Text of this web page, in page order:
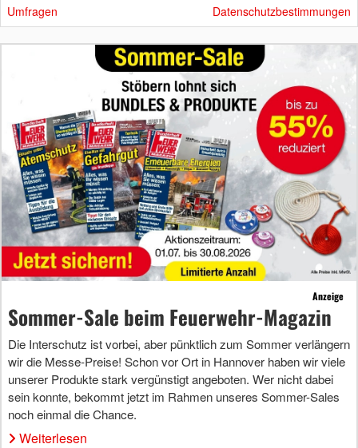
Umfragen Datenschutzbestimmungen
Anzeige
Sommer-Sale beim Feuerwehr-Magazin
Die Interschutz ist vorbei, aber pünktlich zum Sommer verlängern
wir die Messe-Preise! Schon vor Ort in Hannover haben wir viele
unserer Produkte stark vergünstigt angeboten. Wer nicht dabei
sein konnte, bekommt jetzt im Rahmen unseres Sommer-Sales
noch einmal die Chance.
Weiterlesen